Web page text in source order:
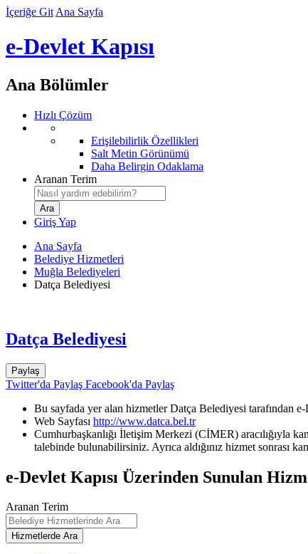
İçeriğe Git Ana Sayfa
e-Devlet Kapısı
Ana Bölümler
Hızlı Çözüm
Erişilebilirlik Özellikleri
Salt Metin Görünümü
Daha Belirgin Odaklama
Aranan Terim
Giriş Yap
Ana Sayfa
Belediye Hizmetleri
Muğla Belediyeleri
Datça Belediyesi
Datça Belediyesi
Paylaş
Twitter'da Paylaş Facebook'da Paylaş
Bu sayfada yer alan hizmetler Datça Belediyesi tarafından e-
Web Sayfası http://www.datca.bel.tr
Cumhurbaşkanlığı İletişim Merkezi (CİMER) aracılığıyla
talebinde bulunabilirsiniz. Ayrıca aldığınız hizmet sonrası
e-Devlet Kapısı Üzerinden Sunulan
Aranan Terim